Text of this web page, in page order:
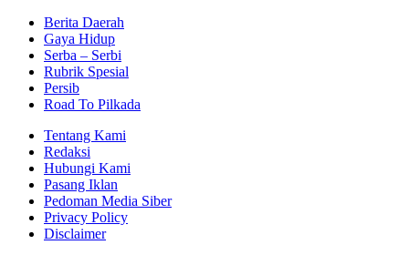
Berita Daerah
Gaya Hidup
Serba – Serbi
Rubrik Spesial
Persib
Road To Pilkada
Tentang Kami
Redaksi
Hubungi Kami
Pasang Iklan
Pedoman Media Siber
Privacy Policy
Disclaimer